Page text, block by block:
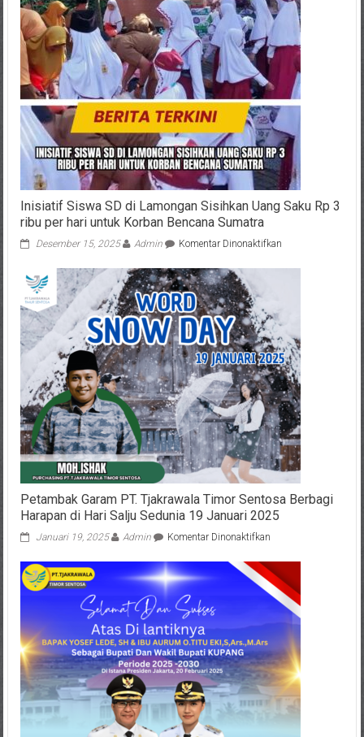
Inisiatif Siswa SD di Lamongan Sisihkan Uang Saku Rp 3
ribu per hari untuk Korban Bencana Sumatra
Desember 15, 2025 Admin Komentar Dinonaktifkanpada
Siswa
Uang
Saku
Rp
3
ribu
per
hari
untuk
Korban
Petambak Garam PT. Tjakrawala Timor Sentosa Berbagi
Harapan di Hari Salju Sedunia 19 Januari 2025
Januari 19, 2025 Admin Komentar Dinonaktifkanpada
Garam
PT.
Tjakrawala
Timor
Sentosa
Berbagi
Harapan
di
Hari
Salju
Sedunia